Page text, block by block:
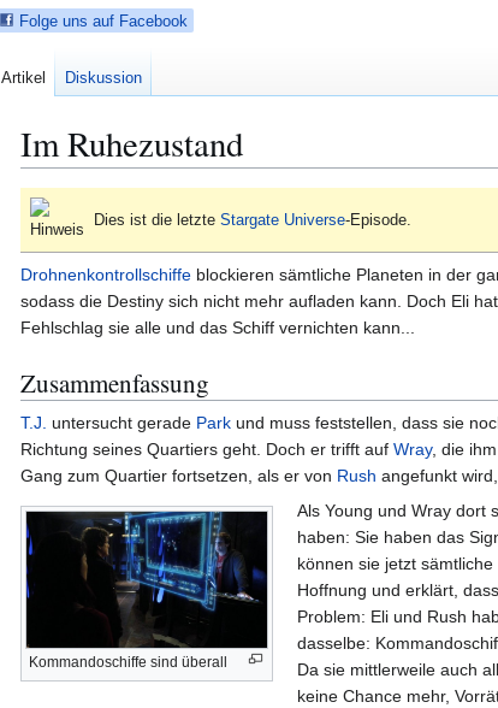
Im Ruhezustand
r
N
a
v
g
a
t
n
s
p
n
g
r
S
u
c
e
s
p
r
n
g
e
n
Dies ist die letzte Stargate Universe-Episode.
Drohnenkontrollschiffe blockieren sämtliche Planeten in der
sodass die Destiny sich nicht mehr aufladen kann. Doch Eli
Fehlschlag sie alle und das Schiff vernichten kann...
Zusammenfassung
T.J. untersucht gerade Park und muss feststellen, dass sie
Richtung seines Quartiers geht. Doch er trifft auf Wray, die
Gang zum Quartier fortsetzen, als er von Rush angefunkt
Kommandoschiffe sind überall
Als Young und Wray dort
haben: Sie haben das
können sie jetzt sämtliche
Hoffnung und erklärt,
Problem: Eli und Rush
dasselbe:
Da sie mittlerweile auch
keine Chance mehr,
Folge uns auf Facebook
Artikel Diskussion